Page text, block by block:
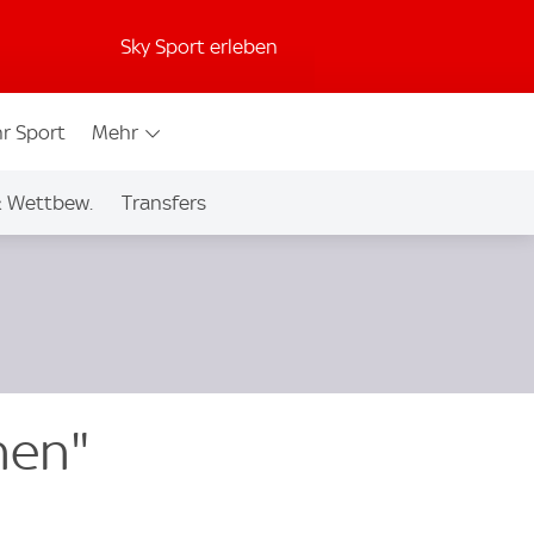
Sky Sport erleben
Sport Mehr
Wettbew. Transfers